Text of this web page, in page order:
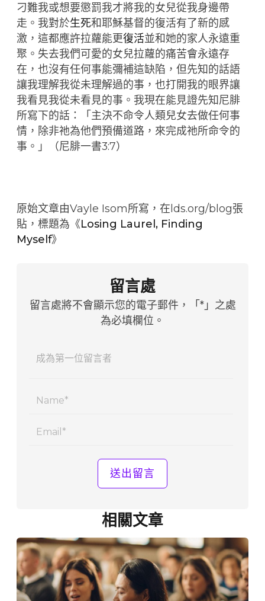
刁難我或想要懲罰我才將我的女兒從我身邊帶
走。我對於生死和耶穌基督的復活有了新的感
激，這都應許拉蘿能更復活並和她的家人永遠重
聚。失去我們可愛的女兒拉蘿的痛苦會永遠存
在，也沒有任何事能彌補這缺陷，但先知的話語
讓我理解我從未理解過的事，也打開我的眼界讓
我看見我從未看見的事。我現在能見證先知尼腓
所寫下的話：「主決不命令人類兒女去做任何事
情，除非祂為他們預備道路，來完成祂所命令的
事。」（尼腓一書3:7）
原始文章由Vayle Isom所寫，在lds.org/blog張
貼，標題為《Losing Laurel, Finding
Myself》
留言處
留言處將不會顯示您的電子郵件，「*」之處
為必填欄位。
相關文章